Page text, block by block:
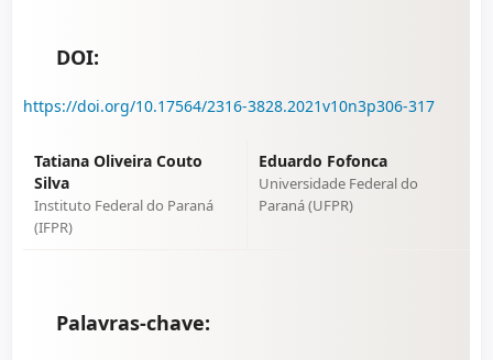
DOI:
https://doi.org/10.17564/2316-3828.2021v10n3p306-317
Tatiana Oliveira Couto
Silva
Instituto Federal do Paraná
(IFPR)
Eduardo Fofonca
Universidade Federal do
Paraná (UFPR)
Palavras-chave: